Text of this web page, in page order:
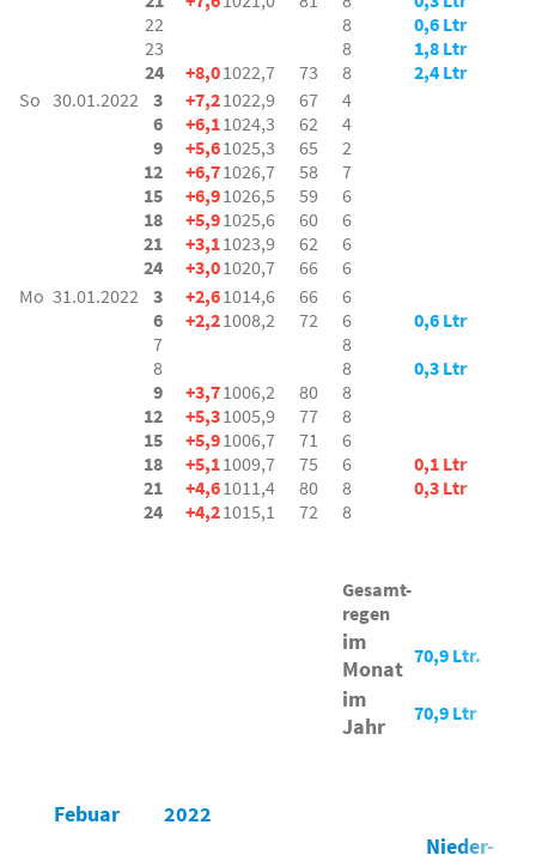
22
23
24
+8,01022,7 73
8
8
8
0,6 Ltr
1,8 Ltr
2,4 Ltr
So 30.01.2022 3
6
9
12
15
18
21
24
+7,2
+6,1
+5,6
+6,7
+6,9
+5,9
+3,1
+3,0
1022,9
1024,3
1025,3
1026,7
1026,5
1025,6
1023,9
1020,7
67
62
65
58
59
60
62
66
4
4
2
7
6
6
6
6
Mo 31.01.2022 3
6
7
8
9
12
15
18
21
24
+2,6
+2,2
+3,7
+5,3
+5,9
+5,1
+4,6
+4,2
1014,6
1008,2
1006,2
1005,9
1006,7
1009,7
1011,4
1015,1
66
72
80
77
71
75
80
72
6
6
8
8
8
8
6
6
8
8
0,6 Ltr
0,3 Ltr
0,1 Ltr
0,3 Ltr
Gesamt-
regen
im
Monat 70,9 Ltr.
im
Jahr
70,9 Ltr
Febuar
2022
Nieder-